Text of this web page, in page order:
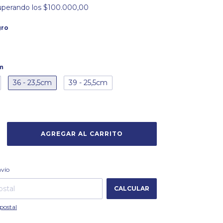
los $100.000,00
36 - 23,5cm 39 - 25,5cm
CALCULAR